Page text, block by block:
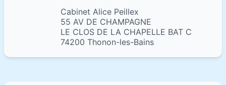
Cabinet Alice Peillex
55 AV DE CHAMPAGNE
LE CLOS DE LA CHAPELLE BAT C
74200 Thonon-les-Bains